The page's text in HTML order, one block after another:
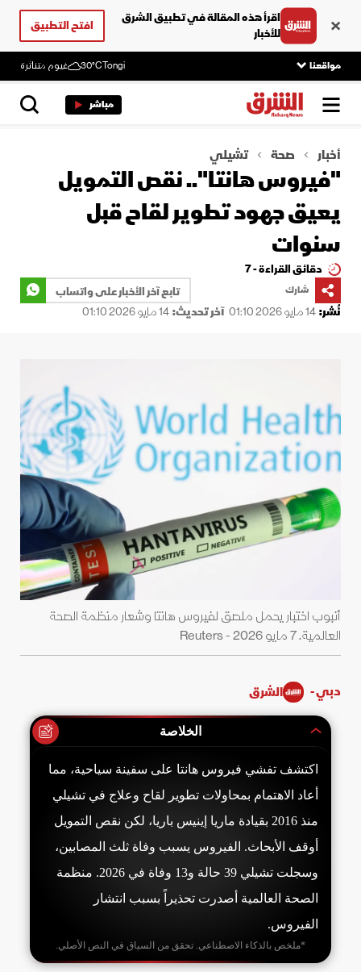
اقرأ هذه المقالة في تطبيق الشرق
للأخبار
افتح التطبيق
مواقعنا Tongi
30°C غيوم متناثرة
مباشر
أخبار صحة تشيلي
"فيروس هانتا".. نقص التمويل
يعيق جهود تطوير لقاح قبل
سنوات
دقائق القراءة - 7
شارك
تابع آخر الأخبار على واتساب
نُشر:14 مايو 2026 01:10 آخر تحديث:14 مايو 2026 01:10
أنبوب اختبار يحمل ملصق لفيروس هانتا وشعار منظمة الصحة
العالمية. 7 مايو 2026 - Reuters
دبي - الشرق
الخلاصة
اكتشف تفشي فيروس هانتا على سفينة سياحية، مما
أعاد الاهتمام بمحاولات تطوير لقاح وعلاج في تشيلي
منذ 2016 بقيادة ماريا إينيس باريا، لكن نقص التمويل
أوقف الأبحاث. الفيروس يسبب وفاة ثلث المصابين،
وسجلت تشيلي 39 حالة و13 وفاة في 2026. منظمة
الصحة العالمية أصدرت تحذيراً بسبب انتشار
الفيروس.
*ملخص بالذكاء الاصطناعي. تحقق من السياق في النص الأصلي.